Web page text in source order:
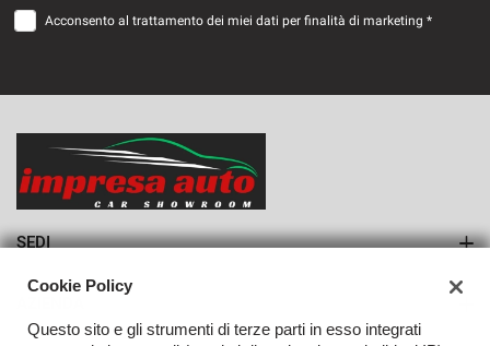
Acconsento al trattamento dei miei dati per finalità di marketing *
SEDI
Cookie Policy
Questo sito e gli strumenti di terze parti in esso integrati